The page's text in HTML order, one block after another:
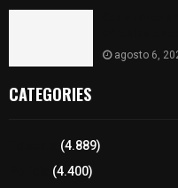
agosto 6,
CATEGORIES
(4.889)
(4.400)